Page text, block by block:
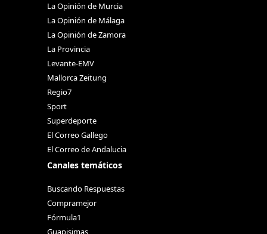
La Opinión de Murcia
La Opinión de Málaga
La Opinión de Zamora
La Provincia
Levante-EMV
Mallorca Zeitung
Regio7
Sport
Superdeporte
El Correo Gallego
El Correo de Andalucia
Canales temáticos
Buscando Respuestas
Compramejor
Fórmula1
Guapisimas